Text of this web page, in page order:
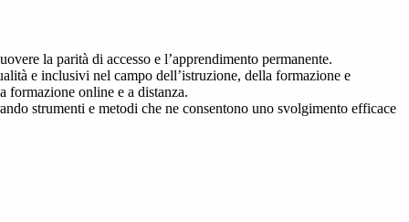
la parità di accesso e l’apprendimento permanente.
e inclusivi nel campo dell’istruzione, della formazione e
formazione online e a distanza.
strumenti e metodi che ne consentono uno svolgimento efficace